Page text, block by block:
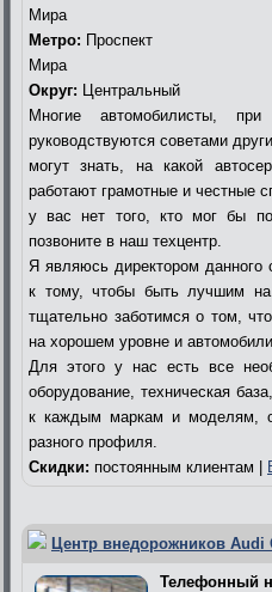
Мира
Метро: Проспект
Мира
Округ: Центральный
Многие автомобилисты, при
руководствуются советами
могут знать, на какой
работают грамотные и честные
у вас нет того, кто мог бы
позвоните в наш техцентр.
Я являюсь директором данного
к тому, чтобы быть лучшим
тщательно заботимся о том,
на хорошем уровне и
Для этого у нас есть все
оборудование, техническая
к каждым маркам и моделям,
разного профиля.
Скидки: постоянным клиентам |
Центр внедорожников Audi
Телефонный